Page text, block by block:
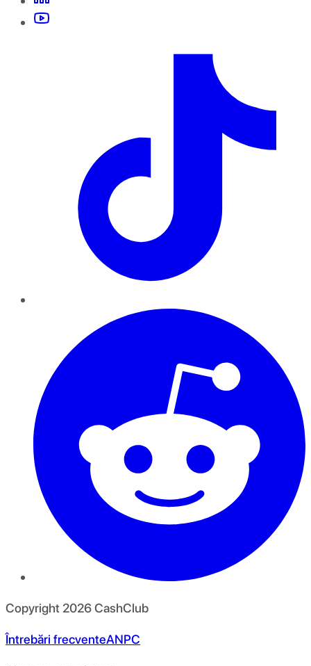
Copyright 2026CashClub
Întrebări frecventeANPC